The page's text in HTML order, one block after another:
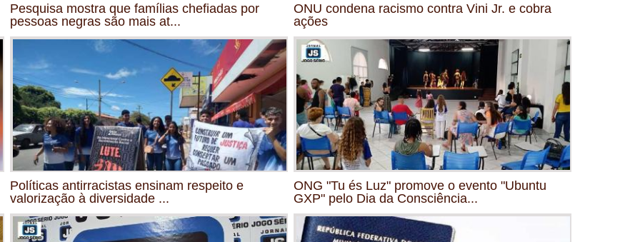
Pesquisa mostra que famílias chefiadas por
pessoas negras são mais at...
ONU condena racismo contra Vini Jr. e cobra
ações
Políticas antirracistas ensinam respeito e
valorização à diversidade ...
ONG "Tu és Luz" promove o evento "Ubuntu
GXP" pelo Dia da Consciência...